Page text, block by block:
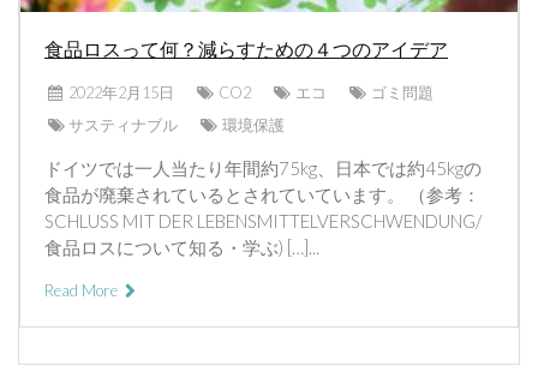
食品ロスって何？減らすための４つのアイデア
2022年2月15日 CO2 エコ
ゴミ問題
サスティナブル
環境保護
ドイツでは一人当たり年間約75kg、日本では約45kgの
食品が廃棄されているとされていています。 （参考：
SCHLUSS MIT DER LEBENSMITTELVERSCHWENDUNG/
食品ロスについて知る・学ぶ) […]...
Read More